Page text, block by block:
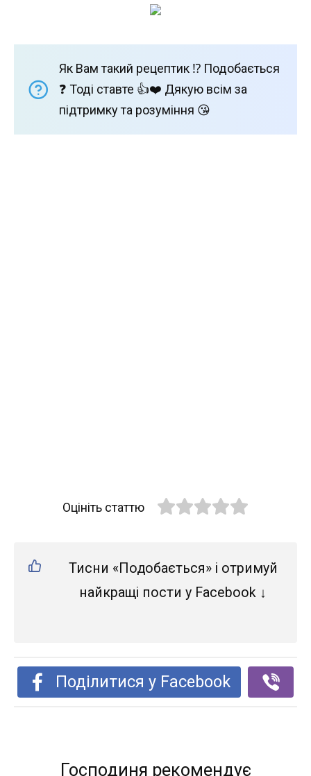
Як Вам такий рецептик ⁉️ Подобається
❓ Тоді ставте 👍❤️ Дякую всім за
підтримку та розуміння 😘
Оцініть статтю
Тисни «Подобається» і отримуй
найкращі пости у Facebook ↓
Поділитися у Facebook
Господиня рекомендує